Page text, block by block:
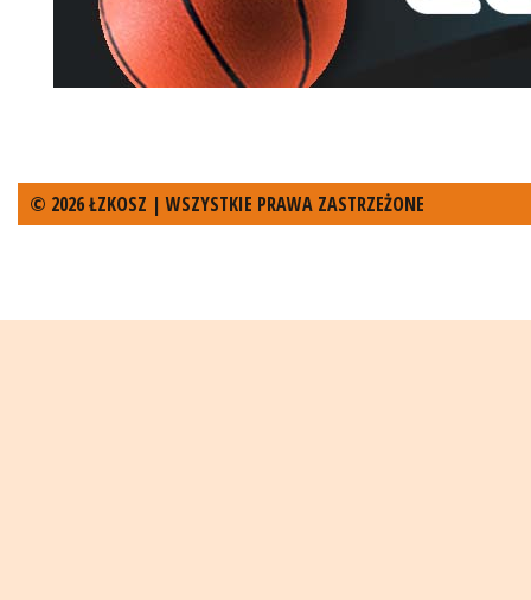
© 2026 ŁZKOSZ | WSZYSTKIE PRAWA ZASTRZEŻONE